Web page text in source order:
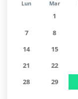
Lun Mar
1
7
8
14
15
21
22
28
29